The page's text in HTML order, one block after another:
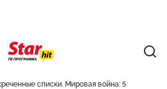
списки. Мировая война: 5